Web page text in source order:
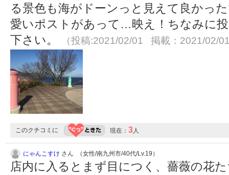
る景色も海がドーンっと見えて良かっ
愛いポストがあって…映え！ちなみに
下さい。
（投稿:2021/02/01 掲載：2021/02/
このクチコミに 現在： 3人
にゃんこすけ さん （女性/南九州市/40代/Lv.19）
店内に入るとまず目につく、薔薇の花